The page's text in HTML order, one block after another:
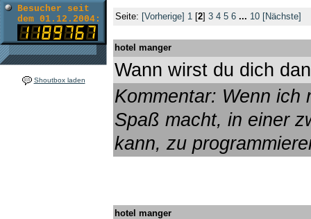
Besucher seit
dem 01.12.2004:
Shoutbox laden
Seite: [Vorherige] 1 [2] 3 4 5 6 ... 10 [Nächste]
hotel manger
Wann wirst du dich
Kommentar: Wenn ich
Spaß macht, in einer
kann, zu
hotel manger